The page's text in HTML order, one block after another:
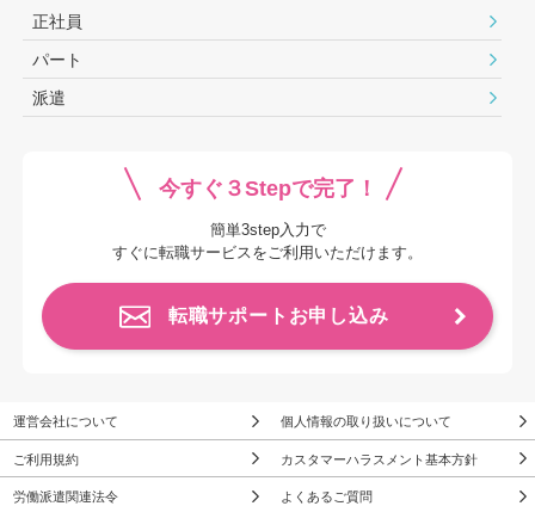
正社員
パート
派遣
今すぐ３Stepで完了！
簡単3step入力で
すぐに転職サービスをご利用いただけます。
転職サポートお申し込み
運営会社について 個人情報の取り扱いについて
ご利用規約 カスタマーハラスメント基本方針
労働派遣関連法令 よくあるご質問